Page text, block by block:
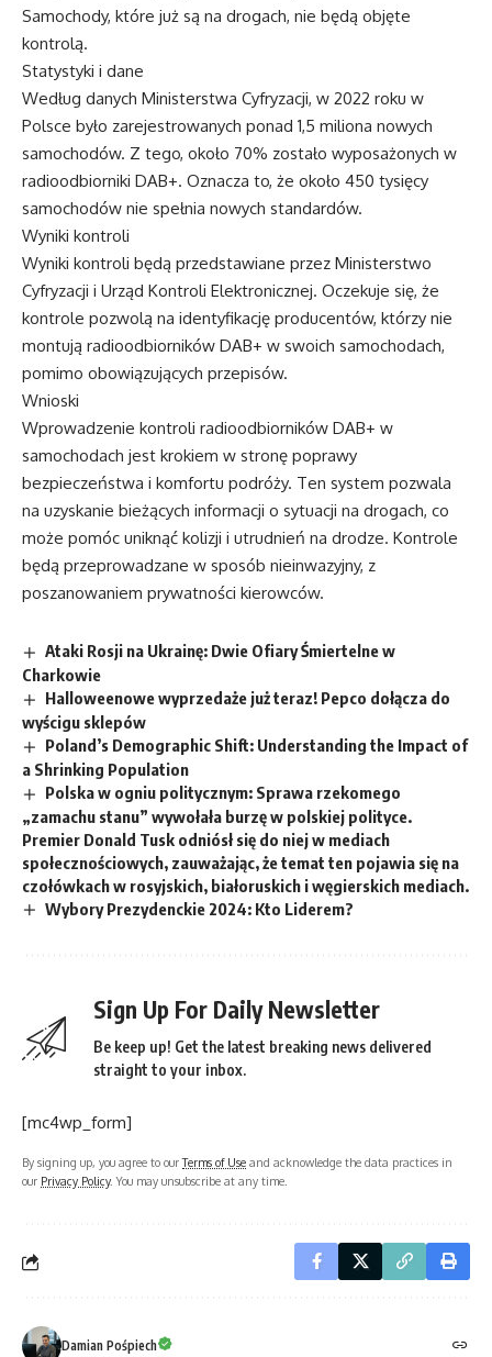
Samochody, które już są na drogach, nie będą objęte
kontrolą.
Statystyki i dane
Według danych Ministerstwa Cyfryzacji, w 2022 roku w
Polsce było zarejestrowanych ponad 1,5 miliona nowych
samochodów. Z tego, około 70% zostało wyposażonych w
radioodbiorniki DAB+. Oznacza to, że około 450 tysięcy
samochodów nie spełnia nowych standardów.
Wyniki kontroli
Wyniki kontroli będą przedstawiane przez Ministerstwo
Cyfryzacji i Urząd Kontroli Elektronicznej. Oczekuje się, że
kontrole pozwolą na identyfikację producentów, którzy nie
montują radioodbiorników DAB+ w swoich samochodach,
pomimo obowiązujących przepisów.
Wnioski
Wprowadzenie kontroli radioodbiorników DAB+ w
samochodach jest krokiem w stronę poprawy
bezpieczeństwa i komfortu podróży. Ten system pozwala
na uzyskanie bieżących informacji o sytuacji na drogach, co
może pomóc uniknąć kolizji i utrudnień na drodze. Kontrole
będą przeprowadzane w sposób nieinwazyjny, z
poszanowaniem prywatności kierowców.
Ataki Rosji na Ukrainę: Dwie Ofiary Śmiertelne w
Charkowie
Halloweenowe wyprzedaże już teraz! Pepco dołącza do
wyścigu sklepów
Poland’s Demographic Shift: Understanding the Impact of
a Shrinking Population
Polska w ogniu politycznym: Sprawa rzekomego
„zamachu stanu” wywołała burzę w polskiej polityce.
Premier Donald Tusk odniósł się do niej w mediach
społecznościowych, zauważając, że temat ten pojawia się na
czołówkach w rosyjskich, białoruskich i węgierskich mediach.
Wybory Prezydenckie 2024: Kto Liderem?
Sign Up For Daily Newsletter
Be keep up! Get the latest breaking news delivered
straight to your inbox.
[mc4wp_form]
By signing up, you agree to ourTerms of Use and acknowledge the data practices in
our Privacy Policy. You may unsubscribe at any time.
Damian Pośpiech